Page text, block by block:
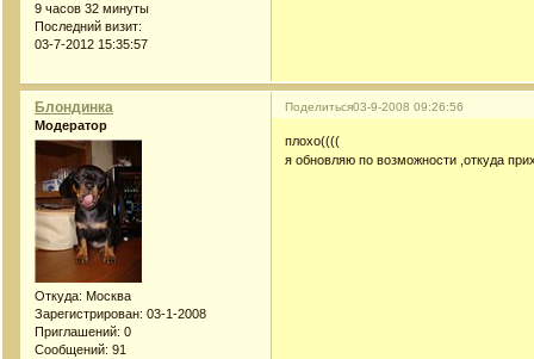
9 часов 32 минуты
Последний визит:
03-7-2012 15:35:57
Поделиться03-9-2008 09:26:56
Блондинка
Модератор
Откуда: Москва
Зарегистрирован: 03-1-2008
Приглашений: 0
Сообщений: 91
плохо((((
я обновляю по возможности ,откуда